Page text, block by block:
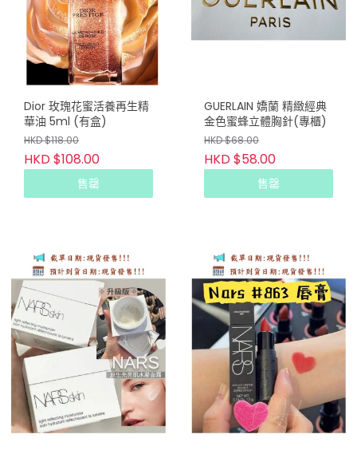
Dior 玫瑰花蜜活養再生精
華油 5ml (有盒)
HKD $118.00
HKD $108.00
售罄
GUERLAIN 嬌蘭 精緻經典
金色蜜蜂立體胸針(專櫃)
HKD $68.00
HKD $58.00
售罄